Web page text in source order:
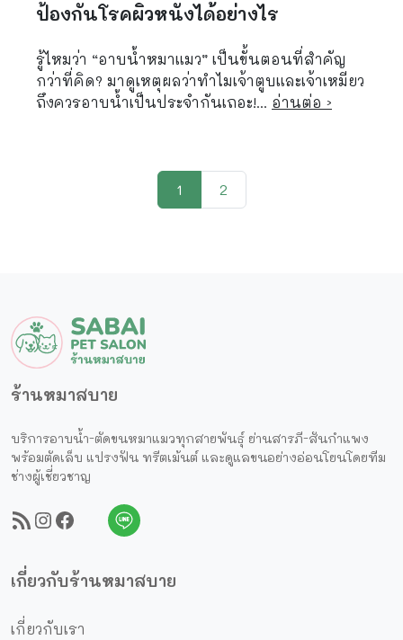
ป้องกันโรคผิวหนังได้อย่างไร
รู้ไหมว่า “อาบน้ำหมาแมว” เป็นขั้นตอนที่สำคัญ
กว่าที่คิด? มาดูเหตุผลว่าทำไมเจ้าตูบและเจ้าเหมียว
ถึงควรอาบน้ำเป็นประจำกันเถอะ!... อ่านต่อ ›
Current Page
1 Page
2
ร้านหมาสบาย
บริการอาบน้ำ-ตัดขนหมาแมวทุกสายพันธุ์ ย่านสารภี-สันกำแพง
พร้อมตัดเล็บ แปรงฟัน ทรีตเม้นต์ และดูแลขนอย่างอ่อนโยนโดยทีม
ช่างผู้เชี่ยวชาญ
RSS Feed
Instragram
Facebook
Call
Line
เกี่ยวกับร้านหมาสบาย
เกี่ยวกับเรา